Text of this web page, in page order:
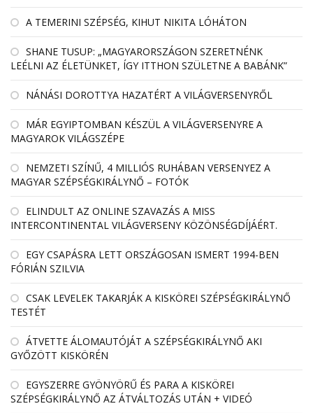
A TEMERINI SZÉPSÉG, KIHUT NIKITA LÓHÁTON
SHANE TUSUP: „MAGYARORSZÁGON SZERETNÉNK
LEÉLNI AZ ÉLETÜNKET, ÍGY ITTHON SZÜLETNE A BABÁNK”
NÁNÁSI DOROTTYA HAZATÉRT A VILÁGVERSENYRŐL
MÁR EGYIPTOMBAN KÉSZÜL A VILÁGVERSENYRE A
MAGYAROK VILÁGSZÉPE
NEMZETI SZÍNŰ, 4 MILLIÓS RUHÁBAN VERSENYEZ A
MAGYAR SZÉPSÉGKIRÁLYNŐ – FOTÓK
ELINDULT AZ ONLINE SZAVAZÁS A MISS
INTERCONTINENTAL VILÁGVERSENY KÖZÖNSÉGDÍJÁÉRT.
EGY CSAPÁSRA LETT ORSZÁGOSAN ISMERT 1994-BEN
FÓRIÁN SZILVIA
CSAK LEVELEK TAKARJÁK A KISKÖREI SZÉPSÉGKIRÁLYNŐ
TESTÉT
ÁTVETTE ÁLOMAUTÓJÁT A SZÉPSÉGKIRÁLYNŐ AKI
GYŐZÖTT KISKÖRÉN
EGYSZERRE GYÖNYÖRŰ ÉS PARA A KISKÖREI
SZÉPSÉGKIRÁLYNŐ AZ ÁTVÁLTOZÁS UTÁN + VIDEÓ